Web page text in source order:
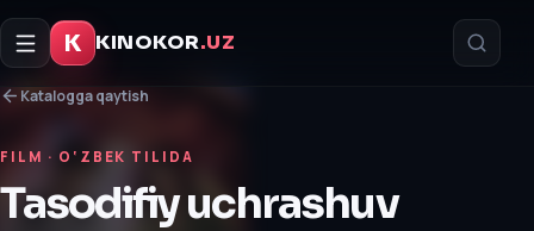
K KINOKOR.UZ
Katalogga qaytish
FILM · O‘ZBEK TILIDA
Tasodifiy uchrashuv